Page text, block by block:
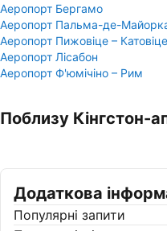
Аеропорт Бергамо
Аеропорт Пальма-де-
Аеропорт Пижовіце – Катовіце
Аеропорт Лісабон
Аеропорт Ф'юмічіно – Рим
Поблизу Кінгстон-
Додаткова
Популярні запити